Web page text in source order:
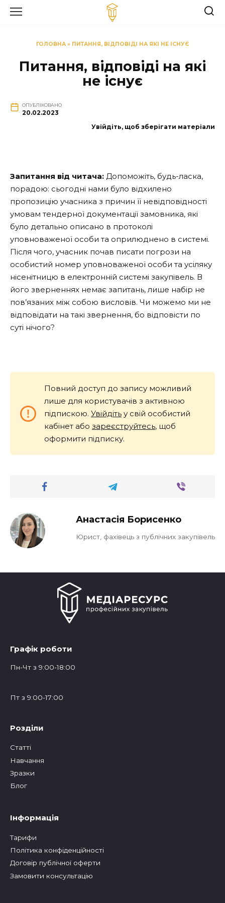
ГОЛОВНА» ПИТАННЯ, ВІДПОВІДІ НА ЯКІ НЕ ІСНУЄ
Питання, відповіді на які
не існує
ОПУБЛІКОВАНО
20.02.2023
Увійдіть, щоб зберігати матеріали
Запитання від читача: Допоможіть, будь-ласка,
порадою: сьогодні нами було відхилено
пропозицію учасника з причин її невідповідності
умовам тендерної документації замовника, які
було детально описано в протоколі
уповноваженої особи та оприлюднено в системі.
Після чого, учасник почав писати погрози на
особистий номер уповноваженої особи та усіляку
нісенітницю в електронній системі закупівель. В
його зверненнях немає запитань, лише набір не
пов’язаних між собою висловів. Чи можемо ми не
відповідати на такі звернення, бо відповісти по
суті нічого?
Повний доступ до запису можливий
лише для користувачів з активною
підпискою. Увійдіть у свій особистий
кабінет або зареєструйтесь, щоб
оформити підписку.
Анастасія Борисенко
Юрист, фахівець з публічних закупівель
Графік роботи
Пн-Чт з 9:00-18:00
Пт з 9:00-17:00
Розділи
Статтi
Навчання
Зразки
Блог
Інформація
Тарифи
Політика конфіденційності
Договір публічної оферти
Замовити консультацію